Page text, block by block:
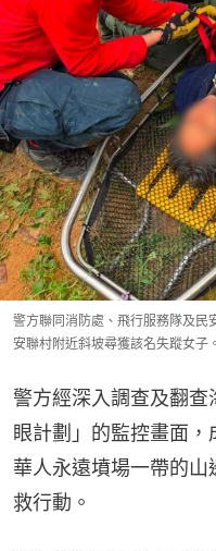
警方聯同消防處、飛行服務隊及民
安聯村附近斜坡尋獲該名失蹤女子
警方經深入調查及翻
眼計劃」的監控畫面
華人永遠墳場一帶的
救行動。